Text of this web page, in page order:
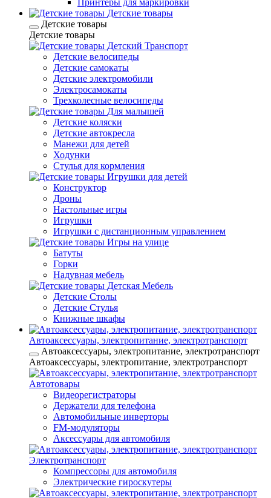
Принтеры для маркировки
Детские товары
Детские товары
Детские товары
Детский Транспорт
Детские велосипеды
Детские самокаты
Детские электромобили
Электросамокаты
Трехколесные велосипеды
Для малышей
Детские коляски
Детские автокресла
Манежи для детей
Ходунки
Стулья для кормления
Игрушки для детей
Конструктор
Дроны
Настольные игры
Игрушки
Игрушки c дистанционным управлением
Игры на улице
Батуты
Горки
Надувная мебель
Детская Мебель
Детские Столы
Детские Стулья
Книжные шкафы
Автоаксессуары, электропитание, электротранспорт
Автоаксессуары, электропитание, электротранспорт
Автоаксессуары, электропитание, электротранспорт
Автотовары
Видеорегистраторы
Держатели для телефона
Автомобильные инверторы
FM-модуляторы
Аксессуары для автомобиля
Электротранспорт
Компрессоры для автомобиля
Электрические гироскутеры